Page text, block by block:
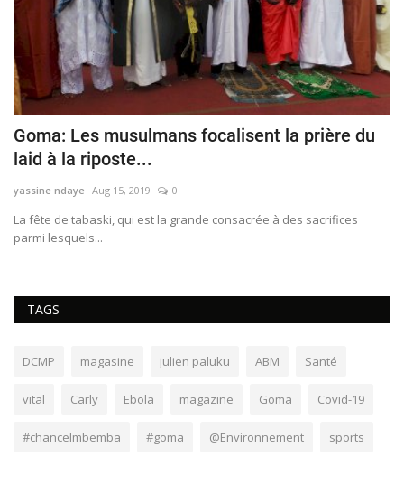
Goma: Les musulmans focalisent la prière du
laid à la riposte...
yassine ndaye Aug 15, 2019 0
​​​​​​​La fête de tabaski, qui est la grande consacrée à des sacrifices
parmi lesquels...
TAGS
DCMP magasine julien paluku ABM Santé
vital Carly Ebola magazine Goma Covid-19
#chancelmbemba #goma @Environnement sports